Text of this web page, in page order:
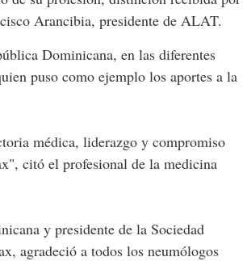
Arancibia, presidente de ALAT.
Dominicana, en las diferentes
puso como ejemplo los aportes a la
médica, liderazgo y compromiso
citó el profesional de la medicina
y presidente de la Sociedad
agradeció a todos los neumólogos